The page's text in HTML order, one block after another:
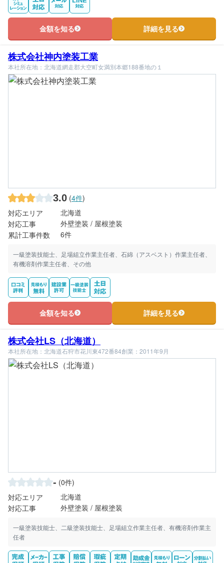
金額を知る 詳細を見る
株式会社神内塗装工業
本社所在地：北海道網走郡大空町女満別本郷188番地の１
3.0 (4件)
対応エリア
北海道
対応工事
外壁塗装 / 屋根塗装
累計工事件数
6件
一級塗装技能士、足場組立作業主任者、石綿（アスベスト）作業主任者、
有機溶剤作業主任者、その他
金額を知る 詳細を見る
株式会社LS（北海道）
本社所在地：北海道石狩市花川東472番84創業：2011年9月
- (0件)
対応エリア
北海道
対応工事
外壁塗装 / 屋根塗装
一級塗装技能士、二級塗装技能士、足場組立作業主任者、有機溶剤作業主
任者